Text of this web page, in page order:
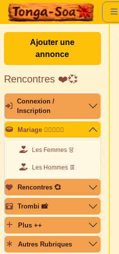
Ajouter une
annonce
Rencontres ❤️💞
Connexion /
Inscription
Mariage 👩🏽‍❤️‍👨🏽
Les Femmes 👗
Les Hommes 👖
Rencontres 💞
Trombi 📸
Plus ++
Autres Rubriques